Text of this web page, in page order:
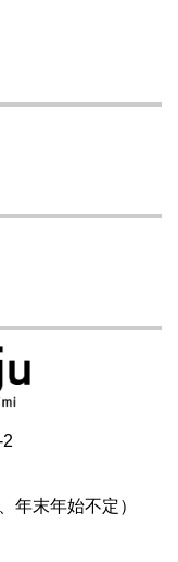
年末年始不定）